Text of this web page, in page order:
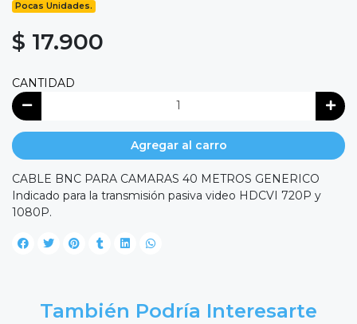
Pocas Unidades.
$ 17.900
CANTIDAD
Agregar al carro
CABLE BNC PARA CAMARAS 40 METROS GENERICO
Indicado para la transmisión pasiva video HDCVI 720P y
1080P.
También Podría Interesarte